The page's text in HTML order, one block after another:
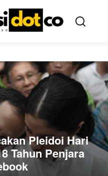
Pleidoi Hari
Tahun Penjara